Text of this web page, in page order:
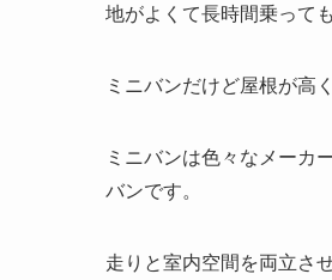
地がよくて長時間乗って
ミニバンだけど屋根が高
ミニバンは色々なメーカ
バンです。
走りと室内空間を両立さ